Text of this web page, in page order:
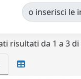
o inserisci le
risultati da 1 a 3 di